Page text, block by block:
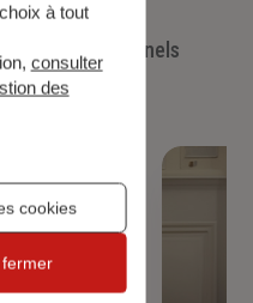
les professionnels
à tout
consulter
des
cookies